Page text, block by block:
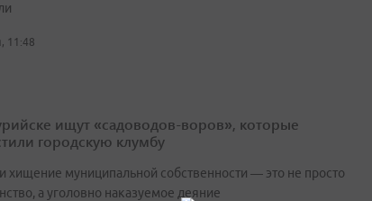
11:48
ищут «садоводов-воров», которые
городскую клумбу
хищение муниципальной собственности — это не просто
а уголовно наказуемое деяние